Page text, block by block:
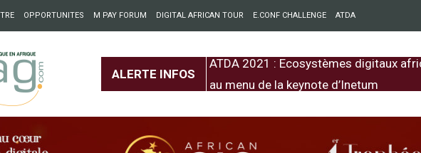
OPPORTUNITES M PAY FORUM DIGITAL AFRICAN TOUR E.CONF CHALLENGE ATDA
ALERTE INFOS
créer des ponts entre l’Europe et
ATDA 2021 : Ecosystèmes digitaux
au menu de la keynote d’Inetum